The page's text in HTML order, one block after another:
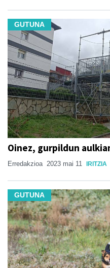
GUTUNA
Oinez, gurpildun
Erredakzioa 2023 mai 11 IRITZIA
GUTUNA